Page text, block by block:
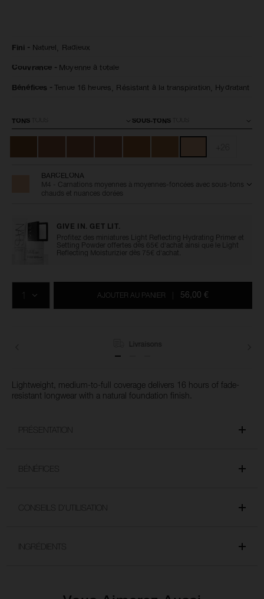
radiant-
foundation-
de
0607845066156
Fini Naturel, Radieux
Couvrance Moyenne à totale
Bénéfices Tenue 16 heures, Résistant à la transpiration, Hydratant
Variations
TONS SOUS-TONS
BARCELONA
M4 - Carnations moyennes à moyennes-foncées avec sous-tons
chauds et nuances dorées
GIVE IN. GET LIT.
Profitez des miniatures Light Reflecting Hydrating Primer et
Setting Powder offertes dès 65€ d'achat ainsi que le Light
Reflecting Moisturizier dès 75€ d'achat.
aux
options
sur
QTÉ
AJOUTER AU PANIER | 56,00 €
Livraisons
Lightweight, medium-to-full coverage delivers 16 hours of fade-
resistant longwear with a natural foundation finish.
PRÉSENTATION
BÉNÉFICES
CONSEILS D'UTILISATION
INGRÉDIENTS